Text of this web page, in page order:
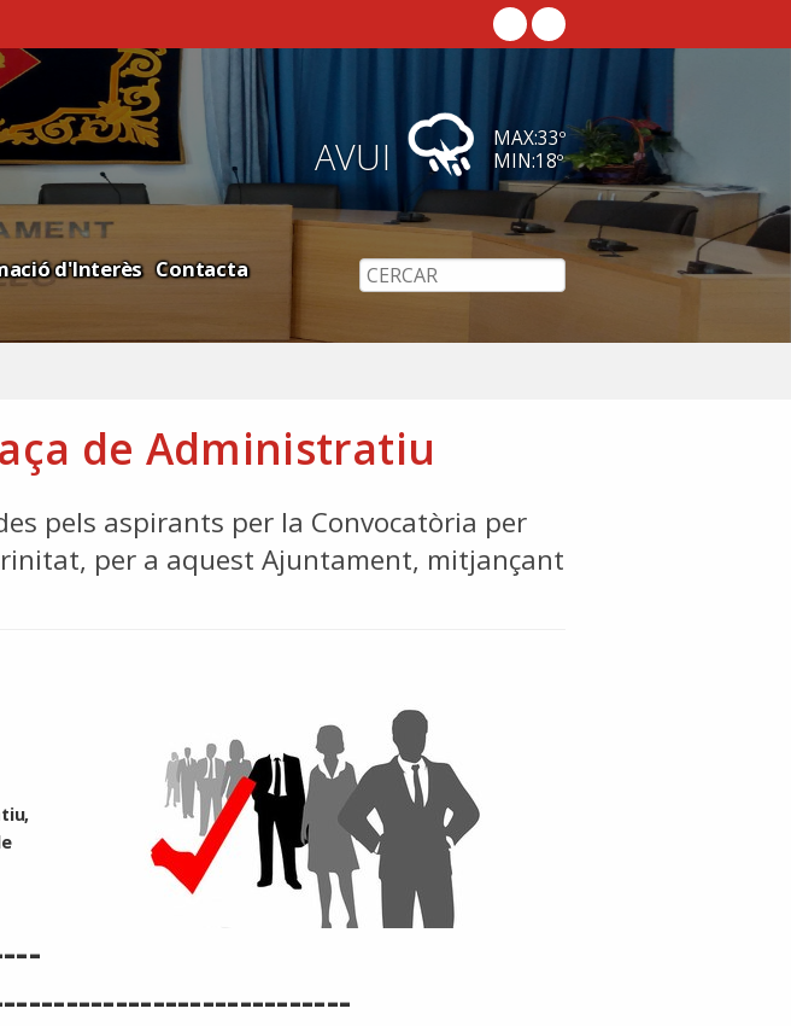
AVUI MAX:33º
MIN:18º
d'Interès Contacta
de Administratiu
pels aspirants per la Convocatòria per
per a aquest Ajuntament, mitjançant